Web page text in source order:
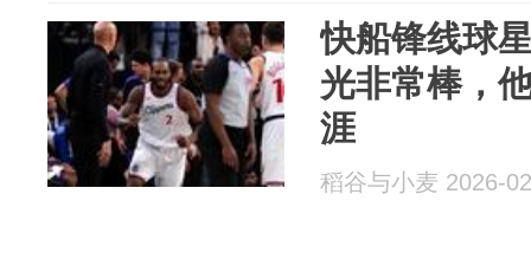
快船锋线球
光非常棒，
涯
稻谷与小麦 2026-